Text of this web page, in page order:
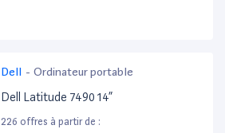
Dell - Ordinateur portable
Dell Latitude 7490 14”
226 offres à partir de :